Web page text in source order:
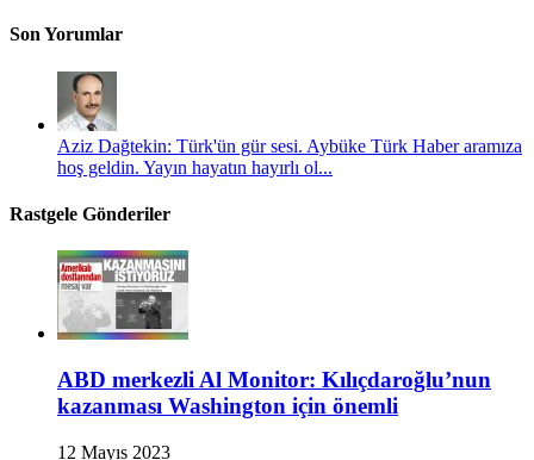
Son Yorumlar
Aziz Dağtekin: Türk'ün gür sesi. Aybüke Türk Haber aramıza
hoş geldin. Yayın hayatın hayırlı ol...
Rastgele Gönderiler
ABD merkezli Al Monitor: Kılıçdaroğlu’nun
kazanması Washington için önemli
12 Mayıs 2023